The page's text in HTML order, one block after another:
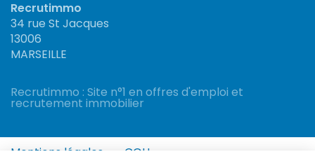
Recrutimmo
34 rue St Jacques
13006
MARSEILLE
Recrutimmo : Site n°1 en offres d'emploi et
recrutement immobilier
Mentions légales CGU